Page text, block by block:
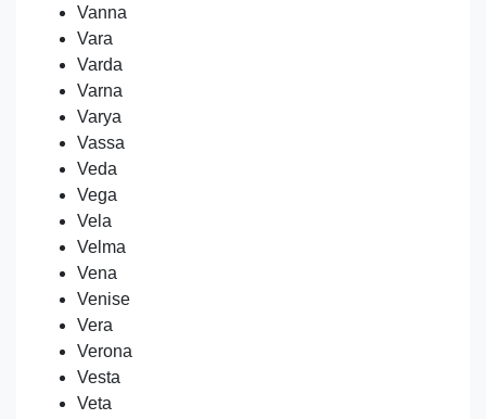
Vanna
Vara
Varda
Varna
Varya
Vassa
Veda
Vega
Vela
Velma
Vena
Venise
Vera
Verona
Vesta
Veta